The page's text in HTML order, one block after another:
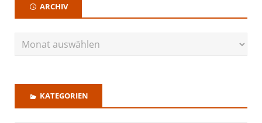
ARCHIV
KATEGORIEN